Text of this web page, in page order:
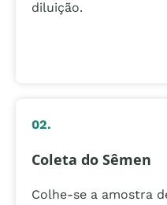
diluição.
02.
Coleta do Sêmen
Colhe-se a amostra